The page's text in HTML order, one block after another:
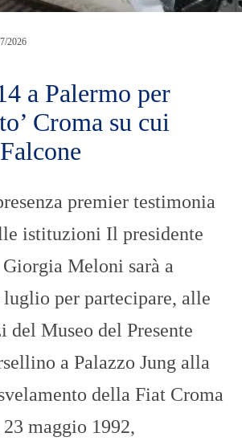
2026
a Palermo per
Croma su cui
premier testimonia
istituzioni Il presidente
Meloni sarà a
per partecipare, alle
del Museo del Presente
a Palazzo Jung alla
della Fiat Croma
maggio 1992,